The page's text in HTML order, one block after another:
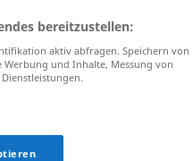
bereitzustellen:
aktiv abfragen. Speichern von
und Inhalte, Messung von